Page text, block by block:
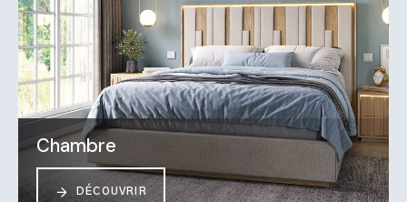
Chambre
DÉCOUVRIR